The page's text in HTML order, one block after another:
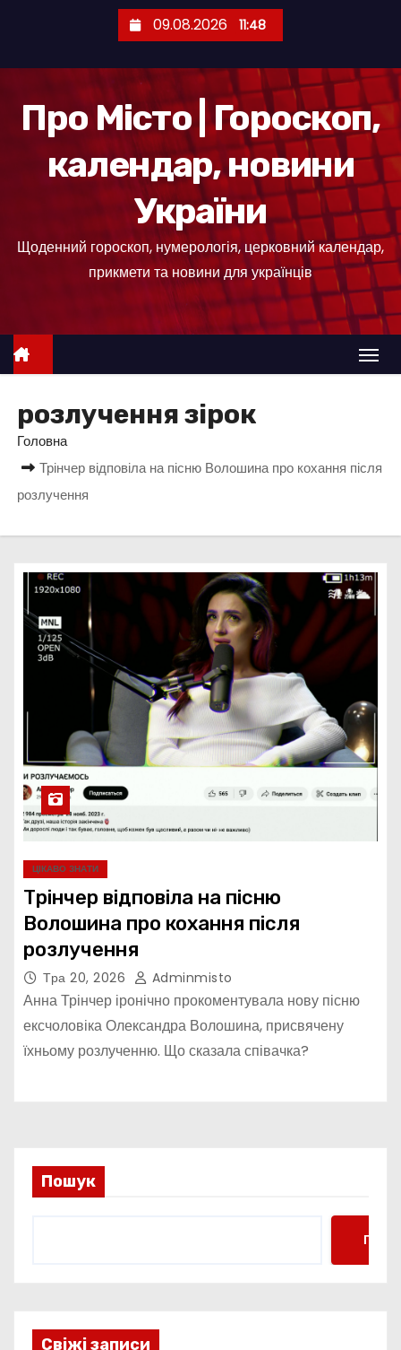
е
09.08.2026 11:48
Про Місто | Гороскоп,
календар, новини
України
Щоденний гороскоп, нумерологія, церковний календар,
прикмети та новини для українців
розлучення зірок
Головна
Трінчер відповіла на пісню Волошина про кохання після
розлучення
ЦІКАВО ЗНАТИ
Трінчер відповіла на пісню
Волошина про кохання після
розлучення
Тра 20, 2026 Adminmisto
Анна Трінчер іронічно прокоментувала нову пісню
ексчоловіка Олександра Волошина, присвячену
їхньому розлученню. Що сказала співачка?
Пошук
Свіжі записи